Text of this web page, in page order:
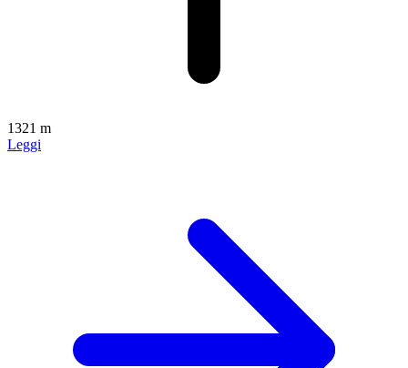
1321 m
Leggi